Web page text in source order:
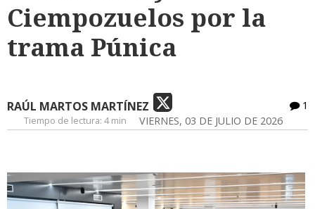
Ciempozuelos por la
trama Púnica
RAÚL MARTOS MARTÍNEZ
1
VIERNES, 03 DE JULIO DE 2026
Tiempo de lectura: 4 min